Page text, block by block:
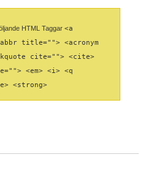
HTML Taggar <a
title=""> <acronym
cite=""> <cite>
<em> <i> <q
<strong>